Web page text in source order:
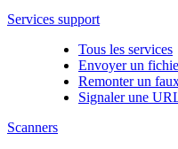
Services support
Tous les services
Envoyer un
Remonter un
Signaler une
Scanners